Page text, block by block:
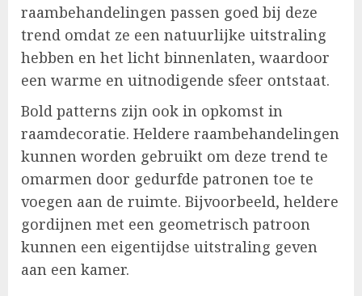
raambehandelingen passen goed bij deze
trend omdat ze een natuurlijke uitstraling
hebben en het licht binnenlaten, waardoor
een warme en uitnodigende sfeer ontstaat.
Bold patterns zijn ook in opkomst in
raamdecoratie. Heldere raambehandelingen
kunnen worden gebruikt om deze trend te
omarmen door gedurfde patronen toe te
voegen aan de ruimte. Bijvoorbeeld, heldere
gordijnen met een geometrisch patroon
kunnen een eigentijdse uitstraling geven
aan een kamer.